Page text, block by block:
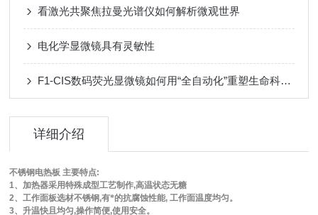
看激光共聚焦拉曼光谱仪如何解析微观世界
电化学显微镜具有灵敏性
F1-CIS数码荧光显微镜如何用“全自动化”重塑生命科学研究？
详细介绍
不锈钢电热板 主要特点:
1、加热器采用特殊成型工艺制作,高温状态无糖
2、工作面板选材不锈钢 ,有*的抗腐蚀性能,工作面温度均匀。
3、升温快且均匀,操作简便,使用安全。